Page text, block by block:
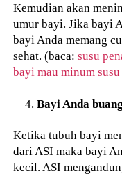
Kemudian akan
umur bayi. Jika bayi
bayi Anda memang
sehat. (baca:susu
bayi mau minum
Bayi Anda
Ketika tubuh bayi
dari ASI maka bayi
kecil. ASI